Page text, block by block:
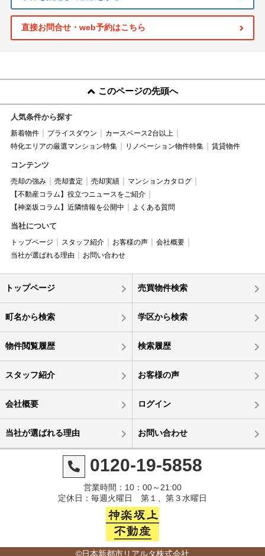
直接お問合せ・web予約はこちら
このページの先頭へ
人気条件から探す
新着物件 プライスダウン
カースペース2台以上
特化エリアの厳選マンション特集
リノベーション物件特集 賃貸物件
コンテンツ
売却の強み 売却査定 売却実績
マンションカタログ
【不動産コラム】役立つニュースをご紹介
【神楽坂コラム】近隣情報を公開中
よくある質問
当社について
トップページ スタッフ紹介 お客様の声
会社概要
当社が選ばれる理由
お問い合わせ
トップページ 売買物件検索
町名から検索 学区から検索
物件閲覧履歴 検索履歴
スタッフ紹介 お客様の声
会社概要 ログイン
当社が選ばれる理由 お問い合わせ
0120-19-5858
営業時間：10：00～21:00
定休日：毎週火曜日 第１、第３水曜日
©日本新都市リアルタ株式会社